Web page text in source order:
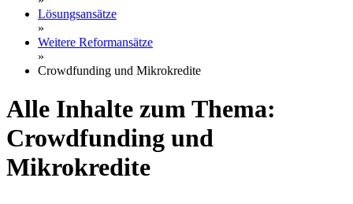
Lösungsansätze
»
Weitere Reformansätze
»
Crowdfunding und Mikrokredite
Alle Inhalte zum Thema:
Crowdfunding und
Mikrokredite